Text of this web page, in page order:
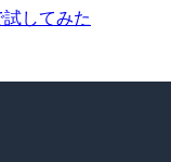
してみた